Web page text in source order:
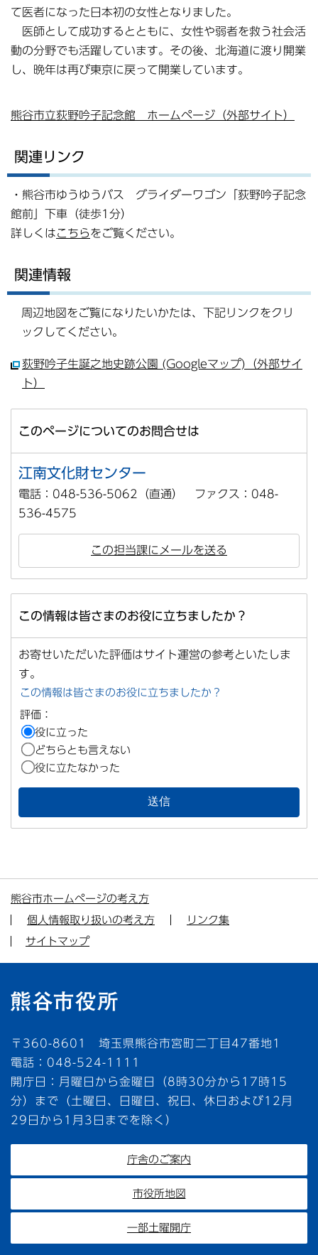
て医者になった日本初の女性となりました。
医師として成功するとともに、女性や弱者を救う社会活
動の分野でも活躍しています。その後、北海道に渡り開業
し、晩年は再び東京に戻って開業しています。
熊谷市立荻野吟子記念館 ホームページ（外部サイト）
関連リンク
・熊谷市ゆうゆうバス グライダーワゴン「荻野吟子記念
館前」下車（徒歩1分）
詳しくはこちらをご覧ください。
関連情報
周辺地図をご覧になりたいかたは、下記リンクをクリ
ックしてください。
荻野吟子生誕之地史跡公園 (Googleマップ)（外部サイ
ト）
このページについてのお問合せは
江南文化財センター
電話：048-536-5062（直通） ファクス：048-
536-4575
この担当課にメールを送る
この情報は皆さまのお役に立ちましたか？
お寄せいただいた評価はサイト運営の参考といたしま
す。
この情報は皆さまのお役に立ちましたか？
評価：
役に立った
どちらとも言えない
役に立たなかった
熊谷市ホームページの考え方
個人情報取り扱いの考え方
リンク集
サイトマップ
〒360-8601 埼玉県熊谷市宮町二丁目47番地1
電話：048-524-1111
開庁日：月曜日から金曜日（8時30分から17時15
分）まで（土曜日、日曜日、祝日、休日および12月
29日から1月3日までを除く）
庁舎のご案内
市役所地図
一部土曜開庁